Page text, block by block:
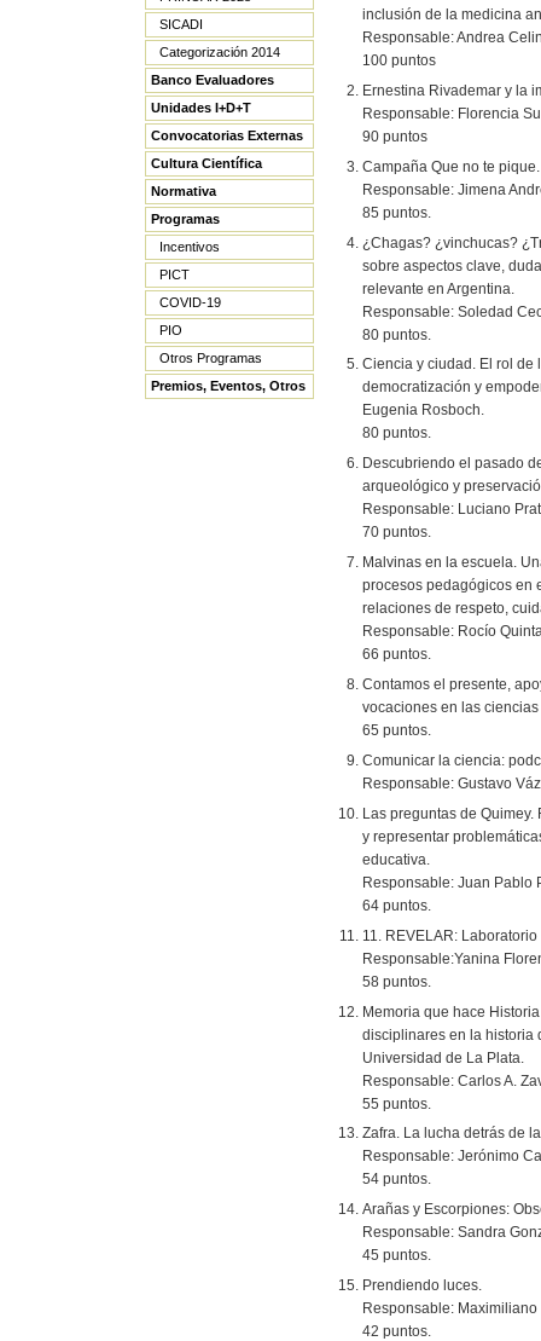
SICADI
Categorización 2014
Banco Evaluadores
Unidades I+D+T
Convocatorias Externas
Cultura Científica
Normativa
Programas
Incentivos
PICT
COVID-19
PIO
Otros Programas
Premios, Eventos, Otros
inclusión de la medicina
Responsable: Andrea
100 puntos
Ernestina Rivademar y la
Responsable: Florencia
90 puntos
Campaña Que no te
Responsable: Jimena
85 puntos.
¿Chagas? ¿vinchucas?
sobre aspectos clave,
relevante en Argentina.
Responsable: Soledad
80 puntos.
Ciencia y ciudad. El rol de
democratización y
Eugenia Rosboch.
80 puntos.
Descubriendo el pasado
arqueológico y
Responsable: Luciano
70 puntos.
Malvinas en la escuela.
procesos pedagógicos en
relaciones de respeto,
Responsable: Rocío
66 puntos.
Contamos el presente,
vocaciones en las
65 puntos.
Comunicar la ciencia:
Responsable: Gustavo
Las preguntas de
y representar
educativa.
Responsable: Juan Pablo
64 puntos.
11. REVELAR:
Responsable:Yanina
58 puntos.
Memoria que hace
disciplinares en la historia
Universidad de La Plata.
Responsable: Carlos A.
55 puntos.
Zafra. La lucha detrás de
Responsable: Jerónimo
54 puntos.
Arañas y Escorpiones:
Responsable: Sandra
45 puntos.
Prendiendo luces.
Responsable:
42 puntos.